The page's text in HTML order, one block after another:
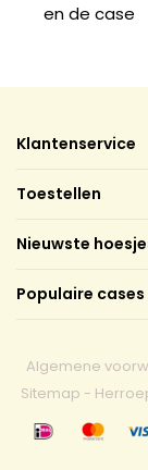
en de case
Klantenservice
Toestellen
Nieuwste
Populaire cases
Algemene
Sitemap -